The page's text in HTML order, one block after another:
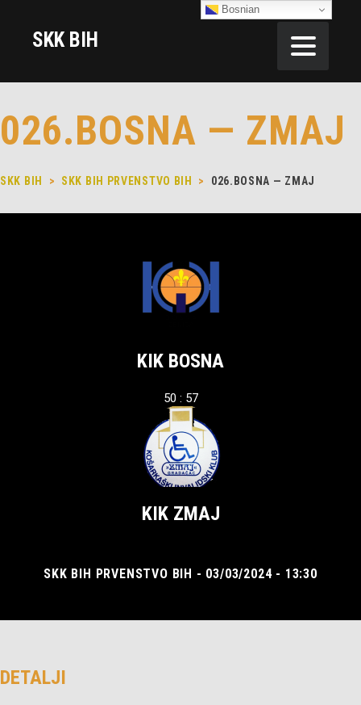
SKK BIH
026.BOSNA — ZMAJ
SKK BIH > SKK BIH PRVENSTVO BIH > 026.BOSNA — ZMAJ
KIK BOSNA
50 : 57
KIK ZMAJ
SKK BIH PRVENSTVO BIH - 03/03/2024 - 13:30
DETALJI
Bosnian